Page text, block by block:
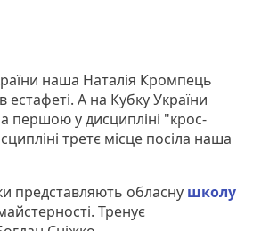
наша Наталія Кромпець
естафеті. А на Кубку України
першою у дисципліні "крос-
третє місце посіла наша
представляють обласну школу
Тренує